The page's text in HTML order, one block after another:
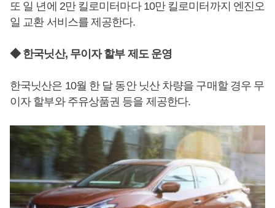
또 일 년에 2만 킬로미터마다 10만 킬로미터까지 엔진오
일 교환 서비스를 제공한다.
◆ 한국닛산, 무이자 할부 제도 운영
한국닛산은 10월 한 달 동안 닛산 차량을 구매할 경우 무
이자 할부와 주유상품권 등을 제공한다.